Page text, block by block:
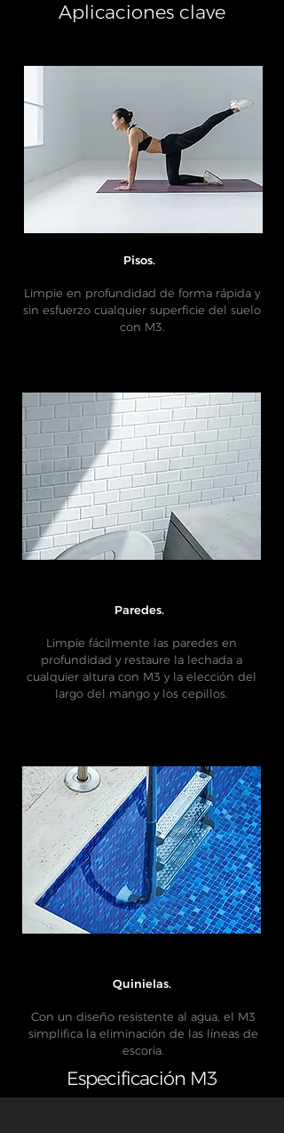
Aplicaciones clave
Pisos.
Limpie en profundidad de forma rápida y
sin esfuerzo cualquier superficie del suelo
con M3.
Paredes.​
Limpie fácilmente las paredes en
profundidad y restaure la lechada a
cualquier altura con M3 y la elección del
largo del mango y los cepillos.
Quinielas.
Con un diseño resistente al agua, el M3
simplifica la eliminación de las líneas de
escoria.
Especificación M3